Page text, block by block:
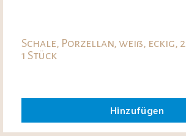
Schale, Porzellan, weiß, eckig,
1 Stück
Hinzufügen